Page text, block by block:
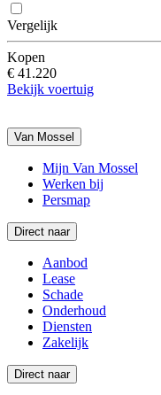
Vergelijk
Kopen
€ 41.220
Bekijk voertuig
Van Mossel
Mijn Van Mossel
Werken bij
Persmap
Direct naar
Aanbod
Lease
Schade
Onderhoud
Diensten
Zakelijk
Direct naar